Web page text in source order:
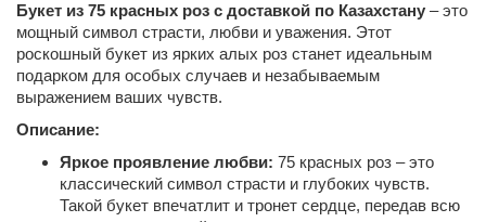
Букет из 75 красных роз с доставкой по Казахстану – это
мощный символ страсти, любви и уважения. Этот
роскошный букет из ярких алых роз станет идеальным
подарком для особых случаев и незабываемым
выражением ваших чувств.
Описание:
Яркое проявление любви: 75 красных роз – это
классический символ страсти и глубоких чувств.
Такой букет впечатлит и тронет сердце, передав всю